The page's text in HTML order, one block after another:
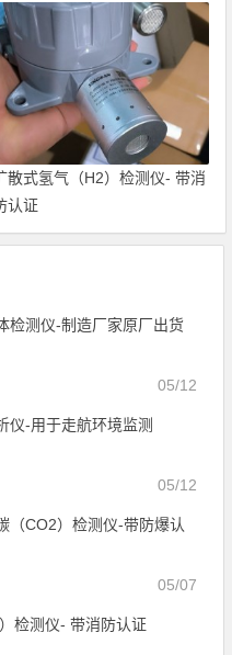
散式氢气（H2）检测仪- 带消
认证
检测仪-制造厂家原厂出货
05/12
仪-用于走航环境监测
05/12
（CO2）检测仪-带防爆认
05/07
检测仪- 带消防认证